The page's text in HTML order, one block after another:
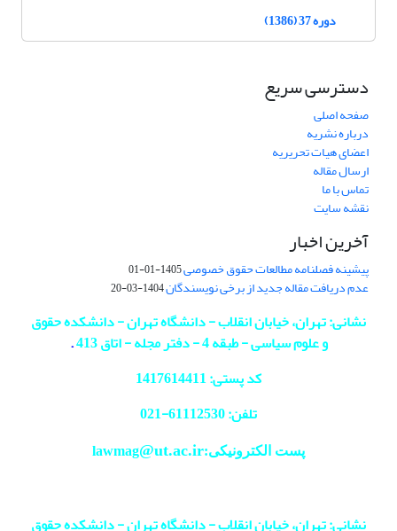
دوره 37 (1386)
دسترسی سریع
صفحه اصلی
درباره نشریه
اعضای هیات تحریریه
ارسال مقاله
تماس با ما
نقشه سایت
آخرین اخبار
پیشینه فصلنامه مطالعات حقوق خصوصی1405-01-01
عدم دریافت مقاله جدید از برخی نویسندگان1404-03-20
نشانی: تهران، خیابان انقلاب - دانشگاه تهران - دانشکده حقوق
و علوم سیاسی - طبقه 4 - دفتر مجله - اتاق 413
.
کد پستی: 1417614411
تلفن: 61112530-
021
پست الکترونیکی:lawmag@ut.ac.ir
نشانی: تهران، خیابان انقلاب - دانشگاه تهران - دانشکده حقوق